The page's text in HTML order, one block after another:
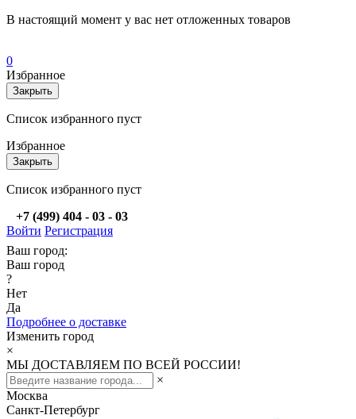
В настоящий момент у вас нет отложенных товаров
0
Избранное
Закрыть
Список избранного пуст
Избранное
Закрыть
Список избранного пуст
+7 (499) 404 - 03 - 03
Войти Регистрация
Ваш город:
Ваш город
?
Нет
Да
Подробнее о доставке
Изменить город
×
МЫ ДОСТАВЛЯЕМ ПО ВСЕЙ РОССИИ!
×
Москва
Санкт-Петербург